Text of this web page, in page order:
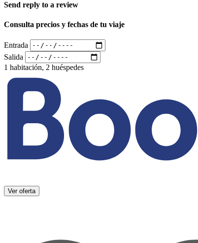
Send reply to a review
Consulta precios y fechas de tu viaje
Entrada
Salida
1 habitación, 2 huéspedes
Ver oferta